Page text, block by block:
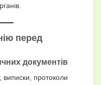
перед
документів
виписки, протоколи